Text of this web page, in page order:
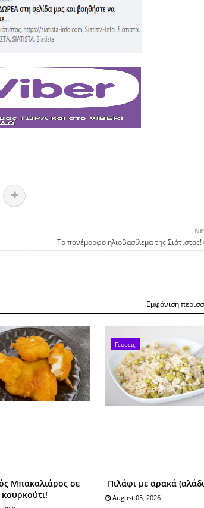
Το πανέμορφο ηλιοβασίλεμα της Σιάτιστας!
Εμφάνιση
Mπακαλιάρος σε
Γεύσεις
Πιλάφι με αρακά
August 05, 2026